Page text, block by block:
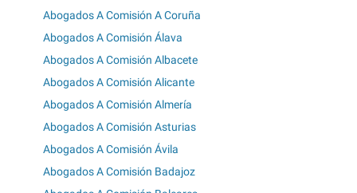
Abogados A Comisión A Coruña
Abogados A Comisión Álava
Abogados A Comisión Albacete
Abogados A Comisión Alicante
Abogados A Comisión Almería
Abogados A Comisión Asturias
Abogados A Comisión Ávila
Abogados A Comisión Badajoz